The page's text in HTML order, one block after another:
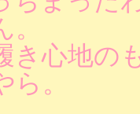
き心地の
。